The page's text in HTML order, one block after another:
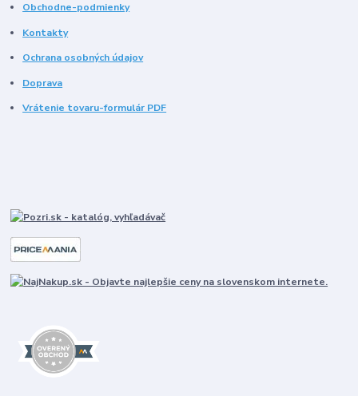
Obchodne-podmienky
Kontakty
Ochrana osobných údajov
Doprava
Vrátenie tovaru-formulár PDF